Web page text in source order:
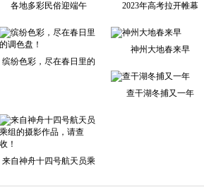
各地多彩民俗迎端午 2023年高考拉开帷幕
缤纷色彩，尽在春日里的
神州大地春来早
查干湖冬捕又一年
来自神舟十四号航天员乘